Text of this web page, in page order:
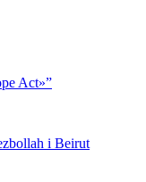
Act»”
i Beirut